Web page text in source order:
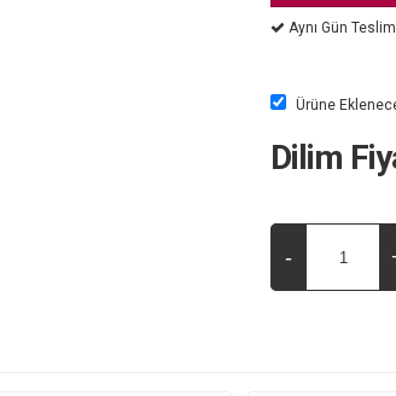
Aynı Gün
Ürüne
Dilim